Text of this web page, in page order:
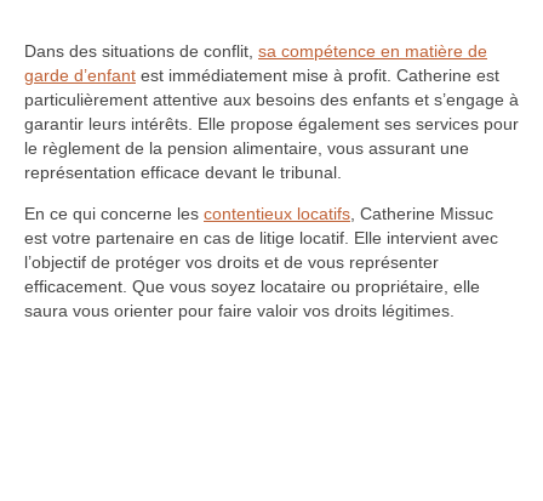
Dans des situations de conflit, sa compétence en matière de
garde d’enfant est immédiatement mise à profit. Catherine est
particulièrement attentive aux besoins des enfants et s’engage à
garantir leurs intérêts. Elle propose également ses services pour
le règlement de la pension alimentaire, vous assurant une
représentation efficace devant le tribunal.
En ce qui concerne les contentieux locatifs, Catherine Missuc
est votre partenaire en cas de litige locatif. Elle intervient avec
l’objectif de protéger vos droits et de vous représenter
efficacement. Que vous soyez locataire ou propriétaire, elle
saura vous orienter pour faire valoir vos droits légitimes.